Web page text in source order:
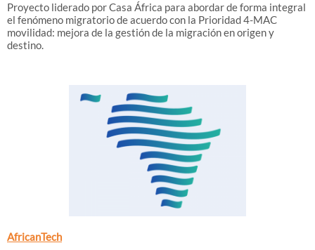
Proyecto liderado por Casa África para abordar de forma integral
el fenómeno migratorio de acuerdo con la Prioridad 4-MAC
movilidad: mejora de la gestión de la migración en origen y
destino.
AfricanTech